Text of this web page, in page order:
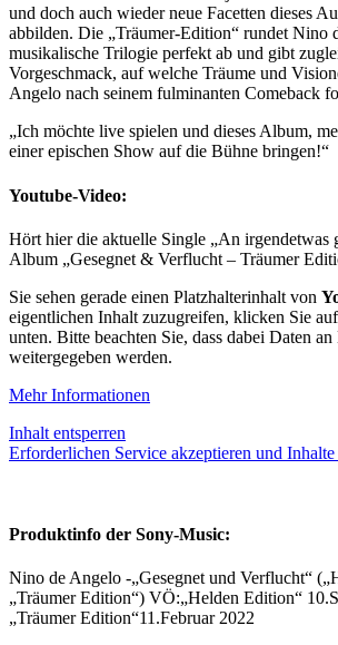
und doch auch wieder neue Facetten dieses
abbilden. Die „Träumer-Edition“ rundet Nino
musikalische Trilogie perfekt ab und gibt
Vorgeschmack, auf welche Träume und
Angelo nach seinem fulminanten Comeback
„Ich möchte live spielen und dieses Album,
einer epischen Show auf die Bühne bringen!“
Youtube-Video:
Hört hier die aktuelle Single „An irgendetwas
Album „Gesegnet & Verflucht – Träumer
Sie sehen gerade einen Platzhalterinhalt von
eigentlichen Inhalt zuzugreifen, klicken Sie
unten. Bitte beachten Sie, dass dabei Daten
weitergegeben werden.
Mehr Informationen
Inhalt entsperren
Erforderlichen Service akzeptieren und Inhalte
Produktinfo der Sony-Music:
Nino de Angelo -„Gesegnet und Verflucht“
„Träumer Edition“) VÖ:„Helden Edition“
„Träumer Edition“11.Februar 2022